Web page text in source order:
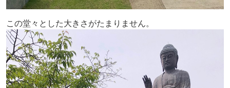
この堂々とした大きさがたまりません。